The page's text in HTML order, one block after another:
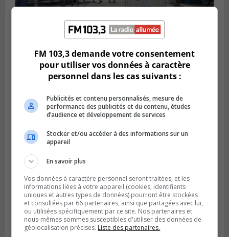
Publié le 3 août 2026 à 12h00
L’arrivée du marché saisonnier à Saint-
Hubert
BROSSARD
Publié le 2 août 2026 à 12h12
Le Festin culturel rassemblera les familles
à Brossard
FM 103,3 demande votre consentement
pour utiliser vos données à caractère
personnel dans les cas suivants :
Publicités et contenu personnalisés, mesure de
performance des publicités et du contenu, études
d’audience et développement de services
Stocker et/ou accéder à des informations sur un
appareil
En savoir plus
Vos données à caractère personnel seront traitées, et les
informations liées à votre appareil (cookies, identifiants
uniques et autres types de données) pourront être stockées
et consultées par 66 partenaires, ainsi que partagées avec lui,
ou utilisées spécifiquement par ce site. Nos partenaires et
nous-mêmes sommes susceptibles d'utiliser des données de
géolocalisation précises. Liste des partenaires.